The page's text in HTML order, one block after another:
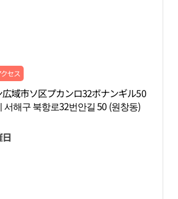
セス
域市ソ区プカンロ32ボナンギル50
서해구 북항로32번안길 50 (원창동)